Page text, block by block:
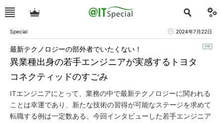
Special 2024年7月22日
異業種出身の若手エンジニアが実感するトヨタ
コネクティッドのすごみ
最新テクノロジーの部外者でいたくない！
ITエンジニアにとって、業務の中で最新テクノロジーに関われる
ことは幸運であり、新たな技術の習得が可能なステージを求めて
転職する例は一定数ある。今回インタビューした若手エンジニア